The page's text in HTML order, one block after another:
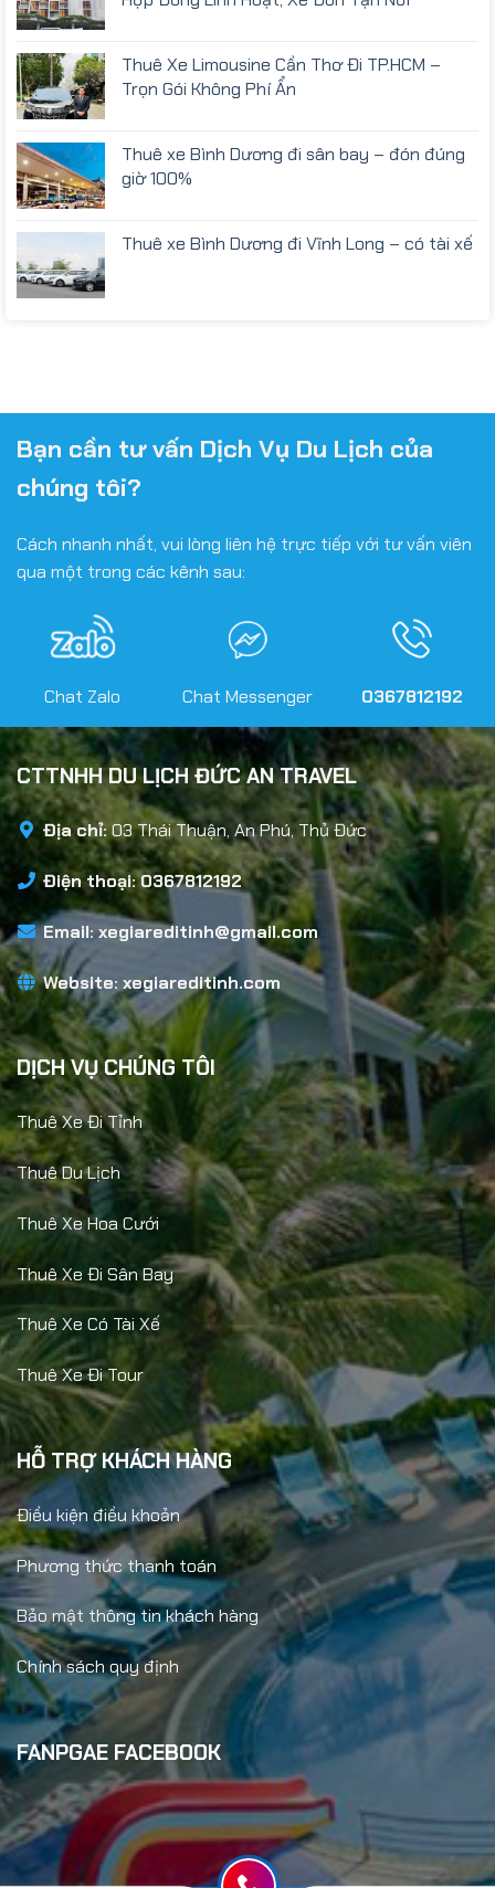
Thuê Xe Limousine Cần Thơ Đi TP.HCM –
Trọn Gói Không Phí Ẩn
Thuê xe Bình Dương đi sân bay – đón đúng
giờ 100%
Thuê xe Bình Dương đi Vĩnh Long – có tài xế
Bạn cần tư vấn Dịch Vụ Du Lịch của
chúng tôi?
Cách nhanh nhất, vui lòng liên hệ trực tiếp với tư vấn viên
qua một trong các kênh sau:
Chat Zalo Chat Messenger 0367812192
CTTNHH DU LỊCH ĐỨC AN TRAVEL
Địa chỉ:03 Thái Thuận, An Phú, Thủ Đức
Điện thoại: 0367812192
Email: xegiareditinh@gmail.com
Website: xegiareditinh.com
DỊCH VỤ CHÚNG TÔI
Thuê Xe Đi Tỉnh
Thuê Du Lịch
Thuê Xe Hoa Cưới
Thuê Xe Đi Sân Bay
Thuê Xe Có Tài Xế
Thuê Xe Đi Tour
HỖ TRỢ KHÁCH HÀNG
Điều kiện điều khoản
Phương thức thanh toán
Bảo mật thông tin khách hàng
Chính sách quy định
FANPGAE FACEBOOK